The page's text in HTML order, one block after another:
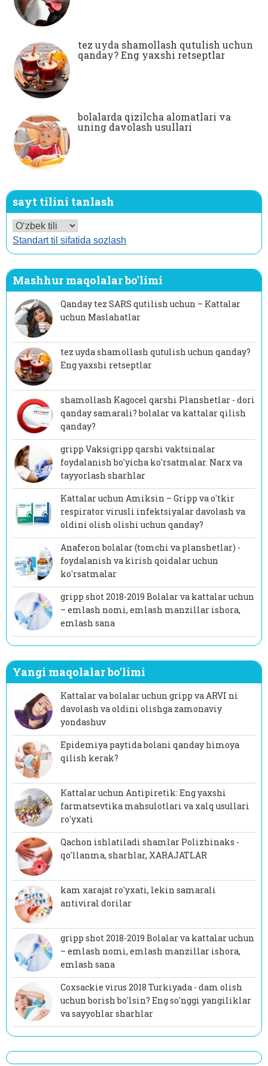
tez uyda shamollash qutulish uchun
qanday? Eng yaxshi retseptlar
bolalarda qizilcha alomatlari va
uning davolash usullari
sayt tilini tanlash
Standart til sifatida sozlash
Mashhur maqolalar bo'limi
Qanday tez SARS qutilish uchun – Kattalar
uchun Maslahatlar
tez uyda shamollash qutulish uchun qanday?
Eng yaxshi retseptlar
shamollash Kagocel qarshi Planshetlar - dori
qanday samarali? bolalar va kattalar qilish
qanday?
gripp Vaksigripp qarshi vaktsinalar
foydalanish bo'yicha ko'rsatmalar. Narx va
tayyorlash sharhlar
Kattalar uchun Amiksin – Gripp va o'tkir
respirator virusli infektsiyalar davolash va
oldini olish olishi uchun qanday?
Anaferon bolalar (tomchi va planshetlar) -
foydalanish va kirish qoidalar uchun
ko'rsatmalar
gripp shot 2018-2019 Bolalar va kattalar uchun
– emlash nomi, emlash manzillar ishora,
emlash sana
Yangi maqolalar bo'limi
Kattalar va bolalar uchun gripp va ARVI ni
davolash va oldini olishga zamonaviy
yondashuv
Epidemiya paytida bolani qanday himoya
qilish kerak?
Kattalar uchun Antipiretik: Eng yaxshi
farmatsevtika mahsulotlari va xalq usullari
ro'yxati
Qachon ishlatiladi shamlar Polizhinaks -
qo'llanma, sharhlar, XARAJATLAR
kam xarajat ro'yxati, lekin samarali
antiviral dorilar
gripp shot 2018-2019 Bolalar va kattalar uchun
– emlash nomi, emlash manzillar ishora,
emlash sana
Coxsackie virus 2018 Turkiyada - dam olish
uchun borish bo'lsin? Eng so'nggi yangiliklar
va sayyohlar sharhlar